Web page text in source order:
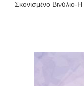
Σκονισμένο